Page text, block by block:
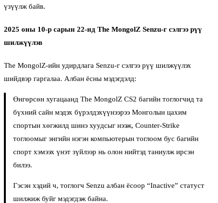
үзүүлж байв.
2025 оны 10-р сарын 22-нд The MongolZ Senzu-г сэлгээ рүү
шилжүүлэв
The MongolZ-ийн удирдлага Senzu-г сэлгээ рүү шилжүүлэх
шийдвэр гаргалаа. Албан ёсны мэдэгдэлд:
Өнгөрсөн хугацаанд The MongolZ CS2 багийн тоглогчид та
бүхний сайн мэдэх бүрэлдэхүүнээрээ Монголын цахим
спортын хөгжилд шинэ хуудсыг нээж, Counter-Strike
тоглоомыг энгийн нэгэн компьютерын тоглоом бус багийн
спорт хэмээх үнэт зүйлээр нь олон нийтэд таниулж ирсэн
билээ.
Гэсэн хэдий ч, тоглогч Senzu албан ёсоор “Inactive” статуст
шилжиж буйг мэдэгдэж байна.